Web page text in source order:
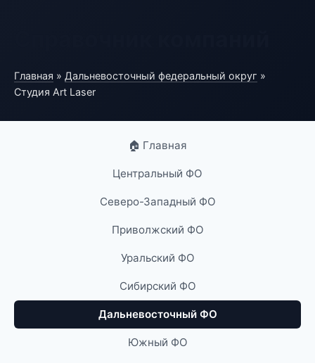
Главная » Дальневосточный федеральный округ »
Студия Art Laser
🏠 Главная
Центральный ФО
Северо-Западный ФО
Приволжский ФО
Уральский ФО
Сибирский ФО
Дальневосточный ФО
Южный ФО